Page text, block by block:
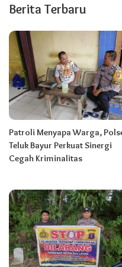
Berita Terbaru
Patroli Menyapa Warga,
Teluk Bayur Perkuat Sinergi
Cegah Kriminalitas